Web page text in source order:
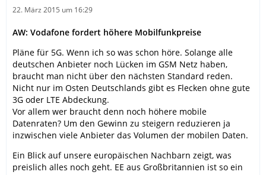
22. März 2015 um 16:29
AW: Vodafone fordert höhere Mobilfunkpreise
Pläne für 5G. Wenn ich so was schon höre. Solange alle
deutschen Anbieter noch Lücken im GSM Netz haben,
braucht man nicht über den nächsten Standard reden.
Nicht nur im Osten Deutschlands gibt es Flecken ohne gute
3G oder LTE Abdeckung.
Vor allem wer braucht denn noch höhere mobile
Datenraten? Um den Gewinn zu steigern reduzieren ja
inzwischen viele Anbieter das Volumen der mobilen Daten.
Ein Blick auf unsere europäischen Nachbarn zeigt, was
preislich alles noch geht. EE aus Großbritannien ist so ein